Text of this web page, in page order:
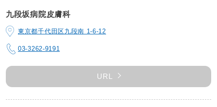
九段坂病院皮膚科
東京都千代田区九段南 1-6-12
03-3262-9191
URL